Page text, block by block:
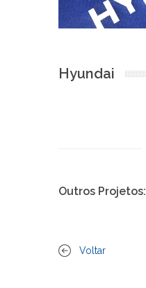
Hyundai
Outros Projetos:
Voltar